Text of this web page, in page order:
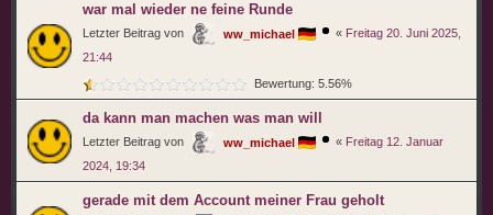
war mal wieder ne feine Runde
Letzter Beitrag von ww_michael « Freitag 20. Juni 2025,
21:44
Bewertung: 5.56%
da kann man machen was man will
Letzter Beitrag von ww_michael « Freitag 12. Januar
2024, 19:34
gerade mit dem Account meiner Frau geholt